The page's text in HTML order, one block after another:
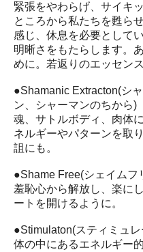
緊張をやわらげ、サイキ
ところから私たちを甦ら
感じ、休息を必要として
明晰さをもたらします。
めに。若返りのエッセンス
●Shamanic Extracton(シ
ン、シャーマンのちから)
魂、サトルボディ、肉体
ネルギーやパターンを取
詛にも。
●Shame Free(シェイムフ
羞恥心から解放し、楽に
ートを開けるように。
●Stimulaton(スティミュ
体の中にあるエネルギー